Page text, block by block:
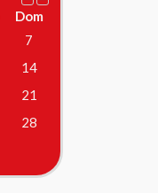
Dom
7
14
21
28